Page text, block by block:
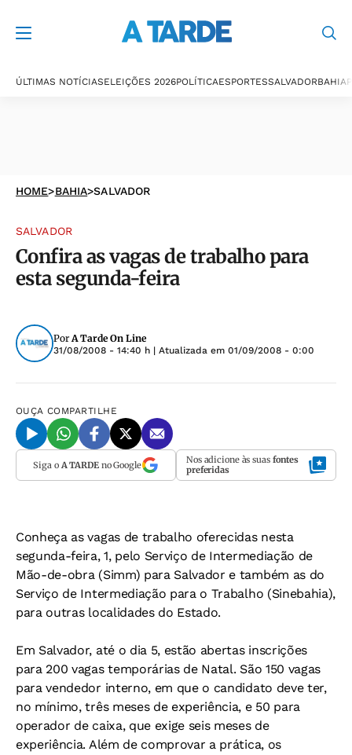
ÚLTIMAS NOTÍCIASELEIÇÕES 2026POLÍTICAESPORTESSALVADORBAHIA
HOME>BAHIA>SALVADOR
SALVADOR
Confira as vagas de trabalho para
esta segunda-feira
PorA Tarde On Line
31/08/2008 - 14:40 h | Atualizada em 01/09/2008 - 0:00
OUÇA COMPARTILHE
Siga o A TARDEno Google Nos adicione às suas fontes
preferidas
Conheça as vagas de trabalho oferecidas nesta
segunda-feira, 1, pelo Serviço de Intermediação de
Mão-de-obra (Simm) para Salvador e também as do
Serviço de Intermediação para o Trabalho (Sinebahia),
para outras localidades do Estado.
Em Salvador, até o dia 5, estão abertas inscrições
para 200 vagas temporárias de Natal. São 150 vagas
para vendedor interno, em que o candidato deve ter,
no mínimo, três meses de experiência, e 50 para
operador de caixa, que exige seis meses de
experiência. Além de comprovar a prática, os